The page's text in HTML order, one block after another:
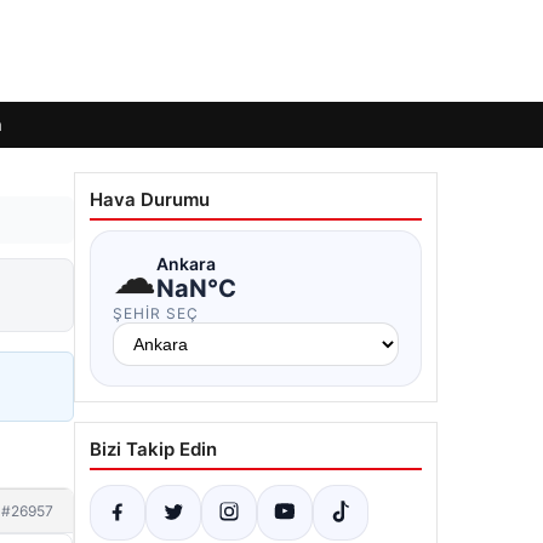
#26957
Hava Durumu
☁Ankara
NaN°C
ŞEHIR SEÇ
Bizi Takip Edin